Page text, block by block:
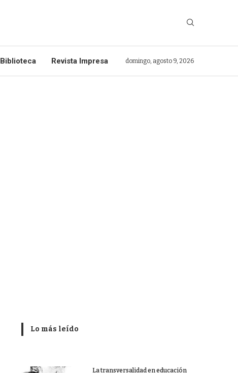
Biblioteca Revista Impresa domingo, agosto 9, 2026
Lo más leído
La transversalidad en educación